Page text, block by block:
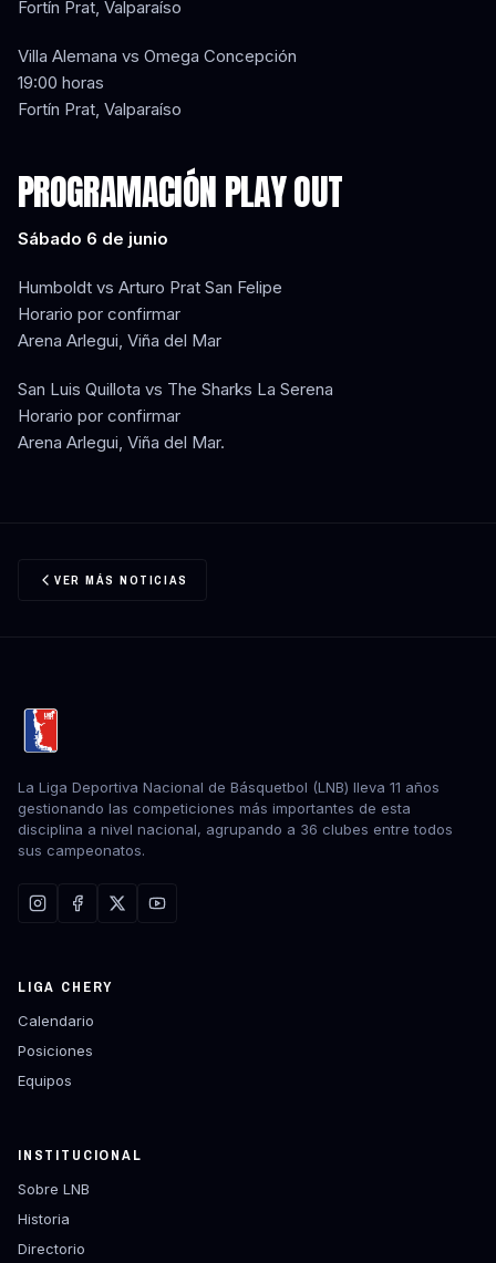
Fortín Prat, Valparaíso
Villa Alemana vs Omega Concepción
19:00 horas
Fortín Prat, Valparaíso
PROGRAMACIÓN PLAY OUT
Sábado 6 de junio
Humboldt vs Arturo Prat San Felipe
Horario por confirmar
Arena Arlegui, Viña del Mar
San Luis Quillota vs The Sharks La Serena
Horario por confirmar
Arena Arlegui, Viña del Mar.
VER MÁS NOTICIAS
La Liga Deportiva Nacional de Básquetbol (LNB) lleva 11 años
gestionando las competiciones más importantes de esta
disciplina a nivel nacional, agrupando a 36 clubes entre todos
sus campeonatos.
LIGA CHERY
Calendario
Posiciones
Equipos
INSTITUCIONAL
Sobre LNB
Historia
Directorio